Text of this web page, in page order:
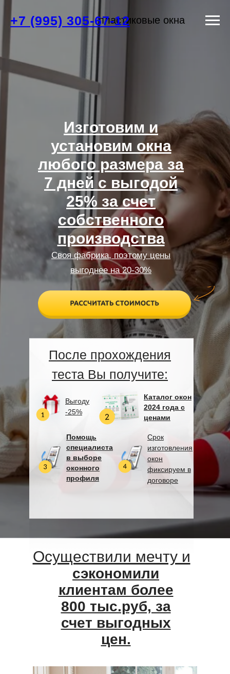
+7 (995) 305-67-12пластиковые окна
Изготовим и
установим окна
любого размера за
7 дней с выгодой
25% за счет
собственного
производства
Cвоя фабрика, поэтому цены
выгоднее на 20-30%
После прохождения
теста Вы получите:
Выгоду
-25%
Каталог окон
2024 года с
ценами
Срок
изготовления
окон
фиксируем в
договоре
Помощь
специалиста
в выборе
оконного
профиля
Осуществили мечту и
сэкономили
клиентам более
800 тыс.руб, за
счет выгодных
цен.